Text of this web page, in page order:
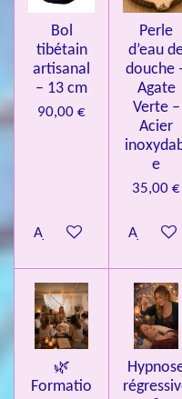
l
Bol
tibétain
artisanal
– 13 cm
90,00 €
Ajouter au panier
Perle
d’eau
douche
Agate
Verte –
Acier
e
35,00 €
Ajouter
🌿
Formatio